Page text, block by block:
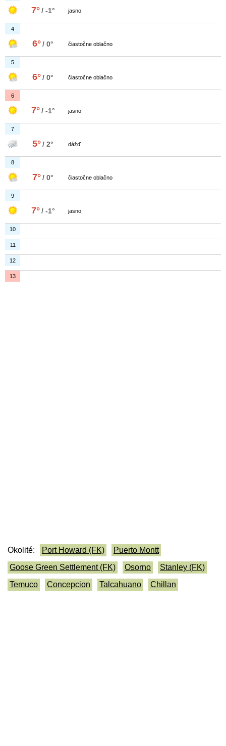
7° / -1° jasno
4
6°/ 0° čiastočne oblačno
5
6°/ 0° čiastočne oblačno
6
7° / -1° jasno
7
5°/ 2° dážď
8
7°/ 0° čiastočne oblačno
9
7° / -1° jasno
10
11
12
13
Okolité: Port Howard (FK)
Puerto Montt
Goose Green Settlement (FK)
Osorno
Stanley (FK)
Temuco
Concepcion Talcahuano Chillan